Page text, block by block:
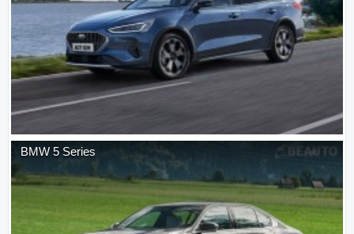
BMW 5 Series